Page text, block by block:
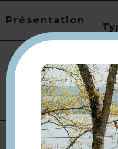
Présentation
Compléments
localisation
A